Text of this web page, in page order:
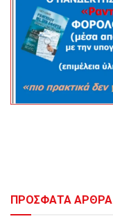
ΠΡΟΣΦΑΤΑ ΑΡΘΡΑ